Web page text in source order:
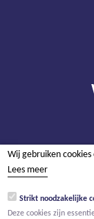
Wij gebruiken
Lees meer
Strikt noodzakelijke
Deze cookies zijn